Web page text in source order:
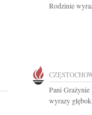
Rodzinie
Pani
wyrazy